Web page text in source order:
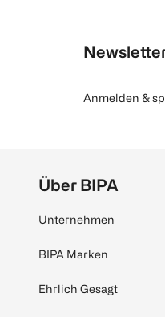
Anmelden &
Über BIPA
Unternehmen
BIPA Marken
Ehrlich Gesagt